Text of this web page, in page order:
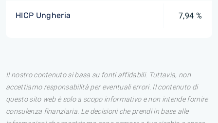
HICP Ungheria 7,94 %
Il nostro contenuto si basa su fonti affidabili. Tuttavia, non
accettiamo responsabilità per eventuali errori. Il contenuto di
questo sito web è solo a scopo informativo e non intende fornire
consulenza finanziaria. Le decisioni che prendi in base alle